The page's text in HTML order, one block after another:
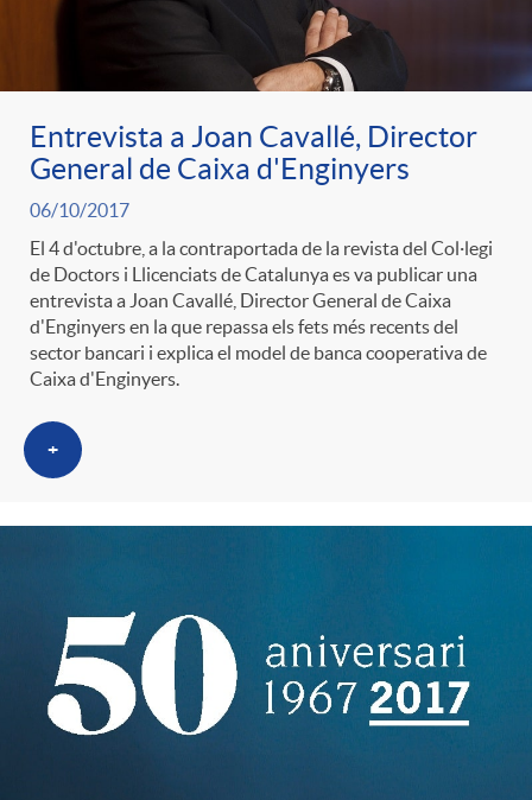
a
S
a
l
a
d
e
r
c
a
t
e
n
i
d
o
A
n
i
c
a
d
o
r
d
Entrevista a Joan Cavallé, Director
General de Caixa d'Enginyers
06/10/2017
El 4 d'octubre, a la contraportada de la revista del Col·legi
de Doctors i Llicenciats de Catalunya es va publicar una
entrevista a Joan Cavallé, Director General de Caixa
d'Enginyers en la que repassa els fets més recents del
sector bancari i explica el model de banca cooperativa de
Caixa d'Enginyers.
+